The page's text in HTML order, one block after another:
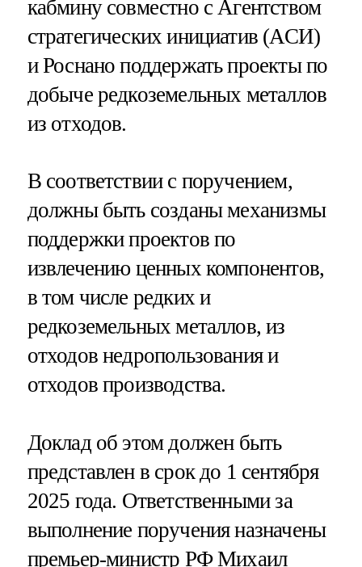
кабмину совместно с Агентством
стратегических инициатив (АСИ)
и Роснано поддержать проекты по
добыче редкоземельных металлов
из отходов.
В соответствии с поручением,
должны быть созданы механизмы
поддержки проектов по
извлечению ценных компонентов,
в том числе редких и
редкоземельных металлов, из
отходов недропользования и
отходов производства.
Доклад об этом должен быть
представлен в срок до 1 сентября
2025 года. Ответственными за
выполнение поручения назначены
премьер-министр РФ Михаил